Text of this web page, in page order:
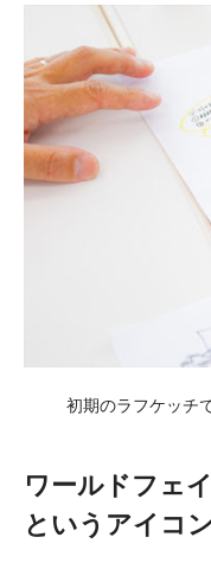
初期のラフケッチ
ワールドフェ
というアイコ